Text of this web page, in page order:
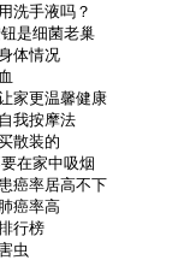
洗手液吗？
是细菌老巢
体情况
家更温馨健康
我按摩法
散装的
在家中吸烟
癌率居高不下
癌率高
行榜
虫